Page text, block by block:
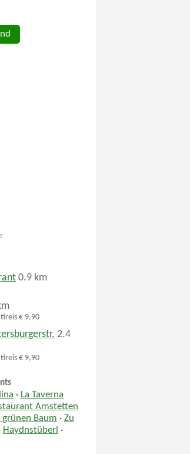
0.9 km
€ 9,90
2.4
€ 9,90
· La Taverna
Amstetten
Baum ·Zu
Haydnstüberl ·